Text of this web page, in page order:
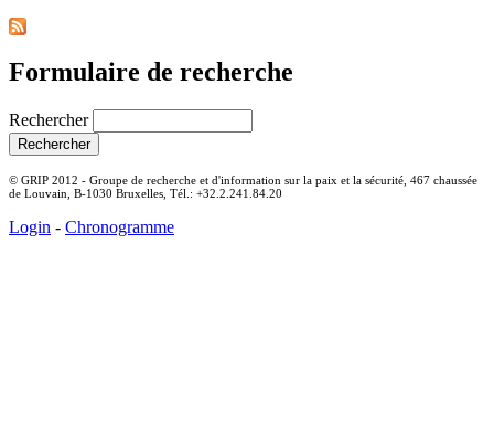
Formulaire de recherche
Rechercher
© GRIP 2012 - Groupe de recherche et d'information sur la paix et la sécurité, 467 chaussée
de Louvain, B-1030 Bruxelles, Tél.: +32.2.241.84.20
Login - Chronogramme